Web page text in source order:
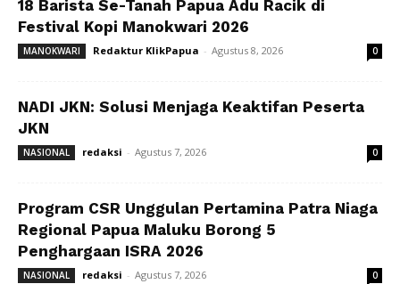
18 Barista Se-Tanah Papua Adu Racik di
Festival Kopi Manokwari 2026
MANOKWARI Redaktur KlikPapua - Agustus 8, 2026 0
NADI JKN: Solusi Menjaga Keaktifan Peserta
JKN
NASIONAL redaksi - Agustus 7, 2026 0
Program CSR Unggulan Pertamina Patra Niaga
Regional Papua Maluku Borong 5
Penghargaan ISRA 2026
NASIONAL redaksi - Agustus 7, 2026 0